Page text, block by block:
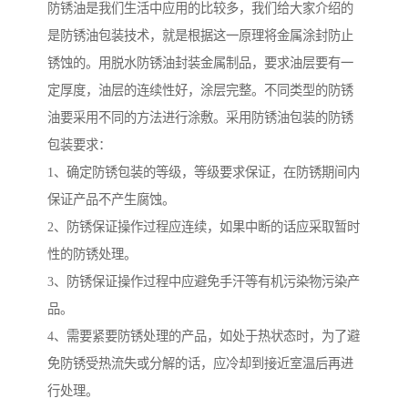
防锈油是我们生活中应用的比较多，我们给大家介绍的
是防锈油包装技术，就是根据这一原理将金属涂封防止
锈蚀的。用脱水防锈油封装金属制品，要求油层要有一
定厚度，油层的连续性好，涂层完整。不同类型的防锈
油要采用不同的方法进行涂敷。采用防锈油包装的防锈
包装要求：
1、确定防锈包装的等级，等级要求保证，在防锈期间内
保证产品不产生腐蚀。
2、防锈保证操作过程应连续，如果中断的话应采取暂时
性的防锈处理。
3、防锈保证操作过程中应避免手汗等有机污染物污染产
品。
4、需要紧要防锈处理的产品，如处于热状态时，为了避
免防锈受热流失或分解的话，应冷却到接近室温后再进
行处理。